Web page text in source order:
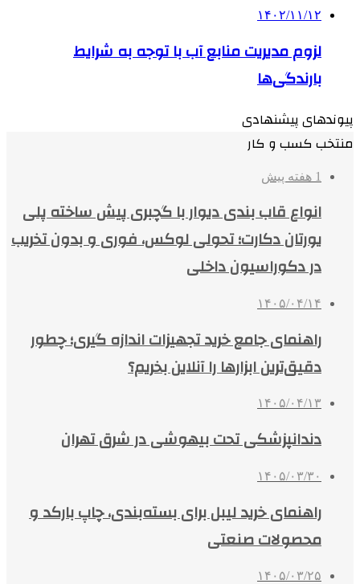
۱۴۰۲/۱۱/۱۲
لزوم مدیریت منابع آب با توجه به شرایط
بارندگی‌ها
پیوندهای پیشنهادی
منتخب کسب و کار
1 هفته پیش
انواع قاب بندی دیوار با گچبری پیش ساخته پلی
یورتان دکارت؛ تحولی لوکس، فوری و بدون تخریب
در دکوراسیون داخلی
۱۴۰۵/۰۴/۱۴
راهنمای جامع خرید تجهیزات اندازه گیری؛ چطور
دقیق‌ترین ابزارها را آنلاین بخریم؟
۱۴۰۵/۰۴/۱۳
دندانپزشکی تحت بیهوشی در شرق تهران
۱۴۰۵/۰۳/۳۰
راهنمای خرید لیبل برای بسته‌بندی، چاپ بارکد و
محصولات صنعتی
۱۴۰۵/۰۳/۲۵